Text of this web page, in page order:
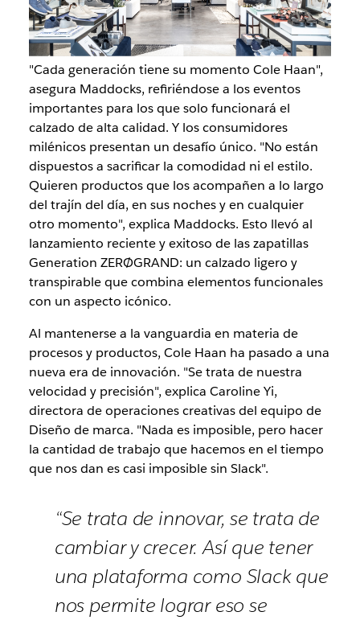
"Cada generación tiene su momento Cole Haan",
asegura Maddocks, refiriéndose a los eventos
importantes para los que solo funcionará el
calzado de alta calidad. Y los consumidores
milénicos presentan un desafío único. "No están
dispuestos a sacrificar la comodidad ni el estilo.
Quieren productos que los acompañen a lo largo
del trajín del día, en sus noches y en cualquier
otro momento", explica Maddocks. Esto llevó al
lanzamiento reciente y exitoso de las zapatillas
Generation ZERØGRAND: un calzado ligero y
transpirable que combina elementos funcionales
con un aspecto icónico.
Al mantenerse a la vanguardia en materia de
procesos y productos, Cole Haan ha pasado a una
nueva era de innovación. "Se trata de nuestra
velocidad y precisión", explica Caroline Yi,
directora de operaciones creativas del equipo de
Diseño de marca. "Nada es imposible, pero hacer
la cantidad de trabajo que hacemos en el tiempo
que nos dan es casi imposible sin Slack".
“Se trata de innovar, se trata de
cambiar y crecer. Así que tener
una plataforma como Slack que
nos permite lograr eso se